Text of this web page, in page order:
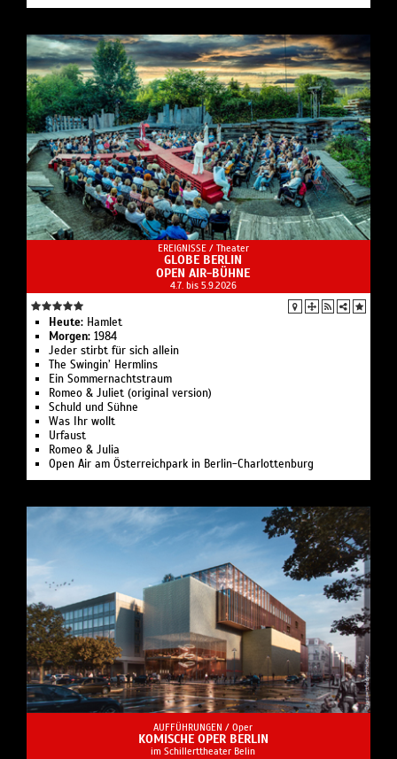
EREIGNISSE / Theater
GLOBE BERLIN
OPEN AIR-BÜHNE
4.7. bis 5.9.2026
Heute: Hamlet
Morgen: 1984
Jeder stirbt für sich allein
The Swingin’ Hermlins
Ein Sommernachtstraum
Romeo & Juliet (original version)
Schuld und Sühne
Was Ihr wollt
Urfaust
Romeo & Julia
Open Air am Österreichpark in Berlin-Charlottenburg
AUFFÜHRUNGEN / Oper
KOMISCHE OPER BERLIN
im Schillerttheater Belin